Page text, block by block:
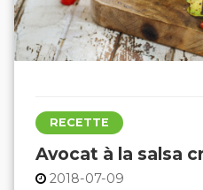
RECETTE
Avocat à la salsa
2018-07-09